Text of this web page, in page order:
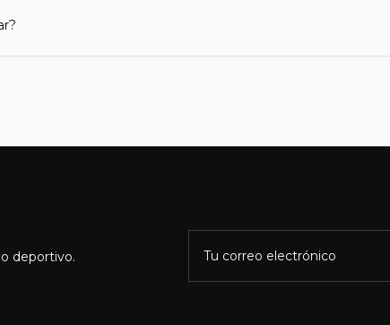
deportivo. Tu correo electrónico